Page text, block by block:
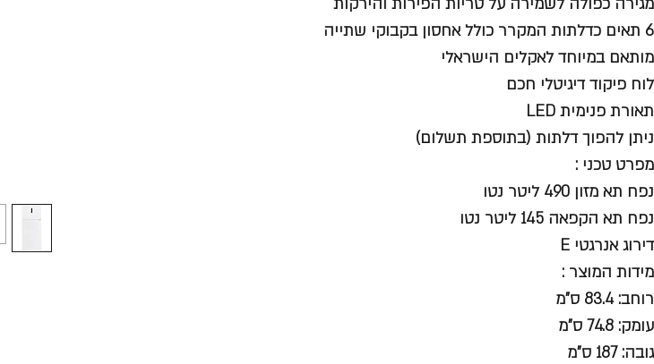
6 תאים כדלתות המקרר כולל אחסון בקבוקי שתייה
מותאם במיוחד לאקלים הישראלי
לוח פיקוד דיגיטלי חכם
תאורת פנימית LED
ניתן להפוך דלתות (בתוספת תשלום)
מפרט טכני :
נפח תא מזון 490 ליטר נטו
נפח תא הקפאה 145 ליטר נטו
דירוג אנרגטי E
מידות המוצר :
רוחב: 83.4 ס"מ
עומק: 74.8 ס"מ
גובה: 187 ס"מ